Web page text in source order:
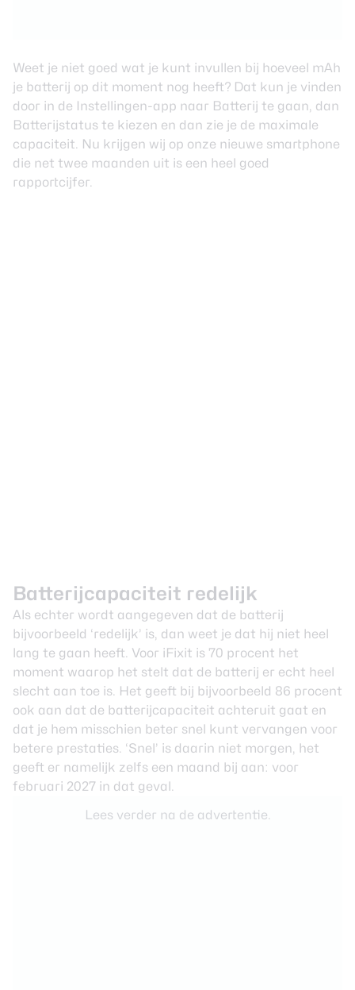
Weet je niet goed wat je kunt invullen bij hoeveel mAh
je batterij op dit moment nog heeft? Dat kun je vinden
door in de Instellingen-app naar Batterij te gaan, dan
Batterijstatus te kiezen en dan zie je de maximale
capaciteit. Nu krijgen wij op onze nieuwe smartphone
die net twee maanden uit is een heel goed
rapportcijfer.
Batterijcapaciteit redelijk
Als echter wordt aangegeven dat de batterij
bijvoorbeeld ‘redelijk’ is, dan weet je dat hij niet heel
lang te gaan heeft. Voor iFixit is 70 procent het
moment waarop het stelt dat de batterij er echt heel
slecht aan toe is. Het geeft bij bijvoorbeeld 86 procent
ook aan dat de batterijcapaciteit achteruit gaat en
dat je hem misschien beter snel kunt vervangen voor
betere prestaties. ‘Snel’ is daarin niet morgen, het
geeft er namelijk zelfs een maand bij aan: voor
februari 2027 in dat geval.
Lees verder na de advertentie.